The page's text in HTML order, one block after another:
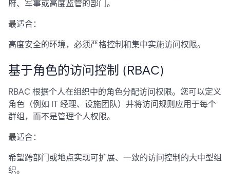
府、军事或高度监管的部门。
最适合：
高度安全的环境，必须严格控制和集中实施访问权限。
基于角色的访问控制 (RBAC)
RBAC 根据个人在组织中的角色分配访问权限。您可以定义
角色（例如 IT 经理、设施团队）并将访问规则应用于每个
群组，而不是管理个人权限。
最适合：
希望跨部门或地点实现可扩展、一致的访问控制的大中型组
织。